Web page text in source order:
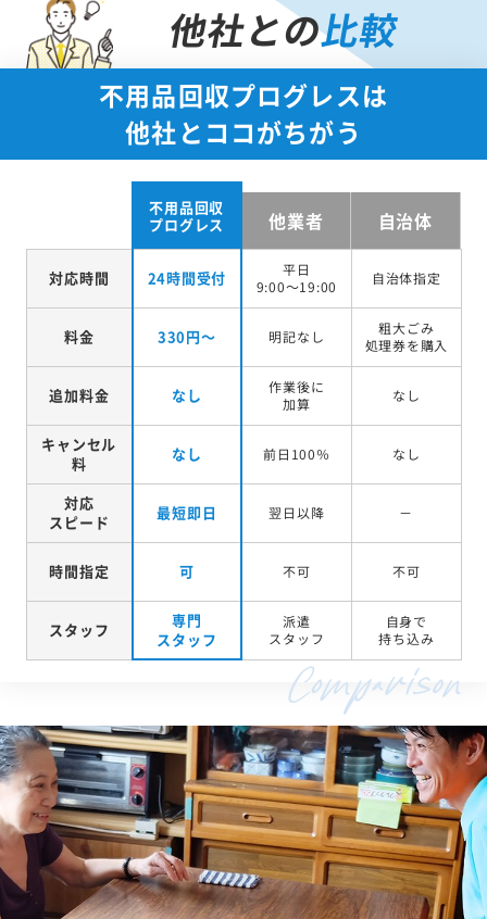
他社との比較
不用品回収プログレスは
他社とココがちがう
不用品回収
プログレス
他業者 自治体
対応時間 24時間受付
平日
9:00～19:00
自治体指定
料金 330円～ 明記なし
粗大ごみ
処理券を購入
追加料金 なし
作業後に
加算
なし
キャンセル
料
なし 前日100％ なし
対応
スピード
最短即日 翌日以降 －
時間指定 可 不可 不可
スタッフ
専門
スタッフ
派遣
スタッフ
自身で
持ち込み